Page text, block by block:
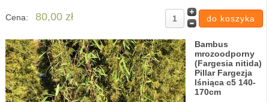
Cena: 80,00 zł
Bambus
mrozoodporny
(Fargesia nitida)
Pillar Fargezja
lśniąca c5 140-
170cm